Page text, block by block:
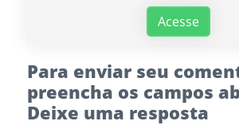
Acesse
Para enviar seu
preencha os campos
Deixe uma resposta